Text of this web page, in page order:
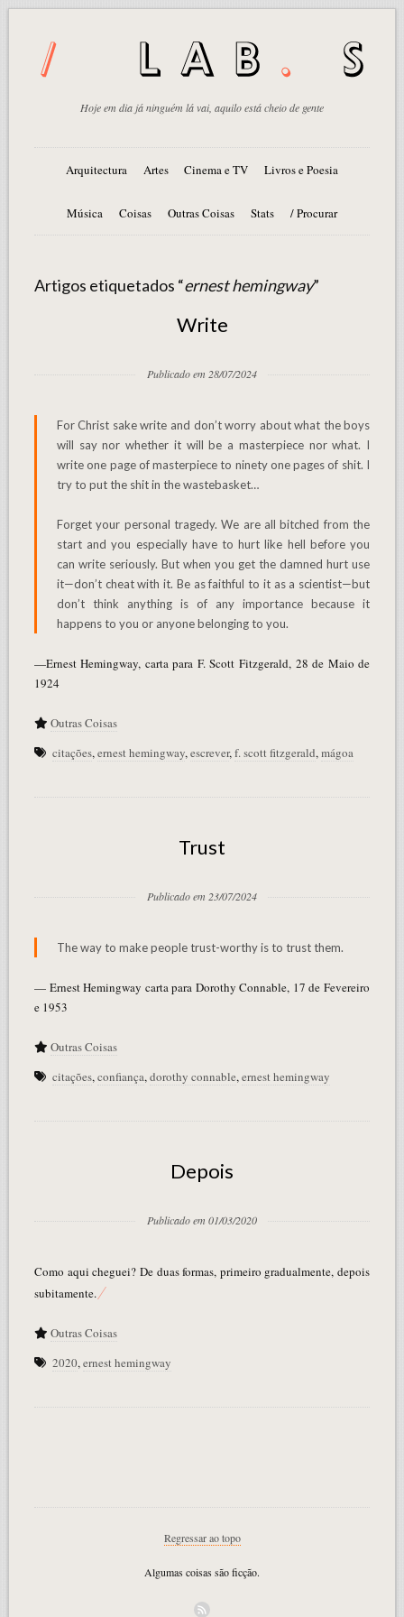
Hoje em dia já ninguém lá vai, aquilo está cheio de gente
Arquitectura Artes Cinema e TV Livros e Poesia
Música Coisas Outras Coisas Stats / Procurar
Artigos etiquetados “ernest hemingway”
Write
Publicado em 28/07/2024
For Christ sake write and don’t worry about what the boys
will say nor whether it will be a masterpiece nor what. I
write one page of masterpiece to ninety one pages of shit. I
try to put the shit in the wastebasket…
Forget your personal tragedy. We are all bitched from the
start and you especially have to hurt like hell before you
can write seriously. But when you get the damned hurt use
it—don’t cheat with it. Be as faithful to it as a scientist—but
don’t think anything is of any importance because it
happens to you or anyone belonging to you.
—Ernest Hemingway, carta para F. Scott Fitzgerald, 28 de Maio de
1924
Outras Coisas
citações,ernest hemingway,escrever,f. scott fitzgerald,mágoa
Trust
Publicado em 23/07/2024
The way to make people trust-worthy is to trust them.
— Ernest Hemingway carta para Dorothy Connable, 17 de Fevereiro
e 1953
Outras Coisas
citações,confiança,dorothy connable,ernest hemingway
Depois
Publicado em 01/03/2020
Como aqui cheguei? De duas formas, primeiro gradualmente, depois
subitamente.
Outras Coisas
2020,ernest hemingway
Regressar ao topo
Algumas coisas são ficção.